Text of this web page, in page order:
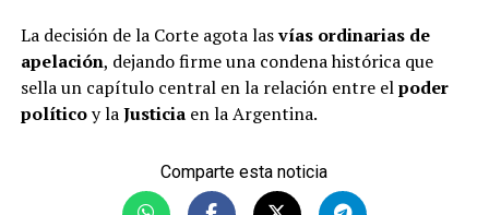
La decisión de la Corte agota lasvías ordinarias de
apelación, dejando firme una condena histórica que
sella un capítulo central en la relación entre elpoder
políticoy laJusticiaen la Argentina.
Comparte esta noticia